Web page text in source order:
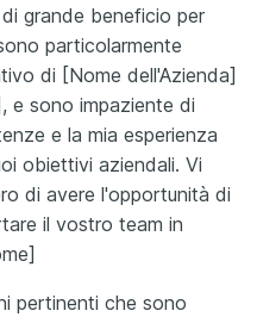
grande beneficio per
particolarmente
di [Nome dell'Azienda]
e sono impaziente di
e la mia esperienza
obiettivi aziendali. Vi
di avere l'opportunità di
il vostro team in
pertinenti che sono